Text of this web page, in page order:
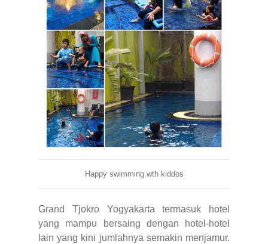
Happy swimming wth kiddos
Grand Tjokro Yogyakarta termasuk hotel
yang mampu bersaing dengan hotel-hotel
lain yang kini jumlahnya semakin menjamur.